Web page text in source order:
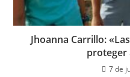
Jhoanna Carrillo:
proteger
7 de